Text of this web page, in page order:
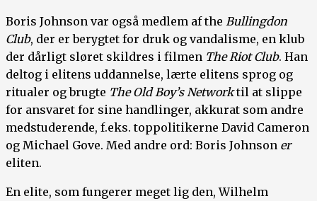
Boris Johnson var også medlem af the Bullingdon
Club, der er berygtet for druk og vandalisme, en klub
der dårligt sløret skildres i filmen The Riot Club. Han
deltog i elitens uddannelse, lærte elitens sprog og
ritualer og brugte The Old Boy’s Networktil at slippe
for ansvaret for sine handlinger, akkurat som andre
medstuderende, f.eks. toppolitikerne David Cameron
og Michael Gove. Med andre ord: Boris Johnson er
eliten.
En elite, som fungerer meget lig den, Wilhelm